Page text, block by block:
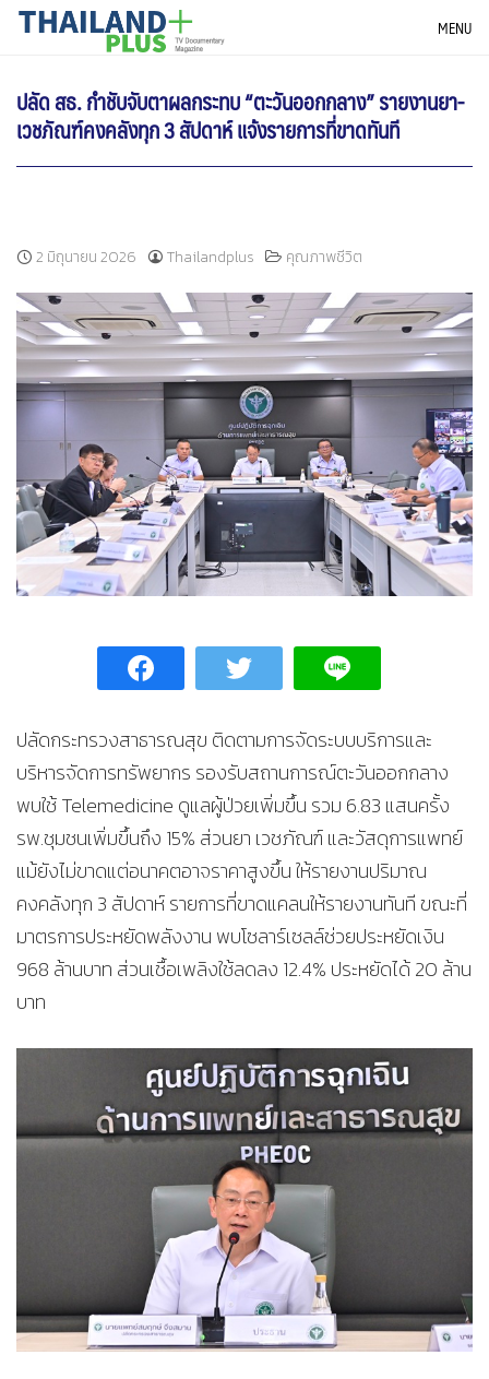
SkipTHAILANDPLUS NEWS MENU
ปลัด สธ. กำชับจับตาผลกระทบ “ตะวันออกกลาง” รายงานยา-
เวชภัณฑ์คงคลังทุก 3 สัปดาห์ แจ้งรายการที่ขาดทันที
2 มิถุนายน 2026 Thailandplus คุณภาพชีวิต
ปลัดกระทรวงสาธารณสุข ติดตามการจัดระบบบริการและ
บริหารจัดการทรัพยากร รองรับสถานการณ์ตะวันออกกลาง
พบใช้ Telemedicine ดูแลผู้ป่วยเพิ่มขึ้น รวม 6.83 แสนครั้ง
รพ.ชุมชนเพิ่มขึ้นถึง 15% ส่วนยา เวชภัณฑ์ และวัสดุการแพทย์
แม้ยังไม่ขาดแต่อนาคตอาจราคาสูงขึ้น ให้รายงานปริมาณ
คงคลังทุก 3 สัปดาห์ รายการที่ขาดแคลนให้รายงานทันที ขณะที่
มาตรการประหยัดพลังงาน พบโซลาร์เซลล์ช่วยประหยัดเงิน
968 ล้านบาท ส่วนเชื้อเพลิงใช้ลดลง 12.4% ประหยัดได้ 20 ล้าน
บาท